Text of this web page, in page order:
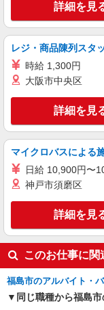
野」駅 ★勤務地は
や
い
キープ
アルバイト パート
日研トータルソーシ
介
給
護
り
キープ
アルバイト パート 派遣
日研トータルソーシ
ス
詳細を見
レジ・商品陳列スタ
時給 1,300円
大阪市中央区
詳細を見
マイクロバスによる
日給 10,900円〜
神戸市須磨区
詳細を見
このお仕事に
福島市のアルバイト・
同じ職種から福島